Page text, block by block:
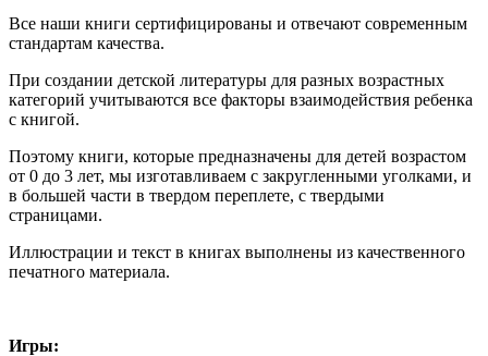
Все наши книги сертифицированы и отвечают современным
стандартам качества.
При создании детской литературы для разных возрастных
категорий учитываются все факторы взаимодействия ребенка
с книгой.
Поэтому книги, которые предназначены для детей возрастом
от 0 до 3 лет, мы изготавливаем с закругленными уголками, и
в большей части в твердом переплете, с твердыми
страницами.
Иллюстрации и текст в книгах выполнены из качественного
печатного материала.
Игры: